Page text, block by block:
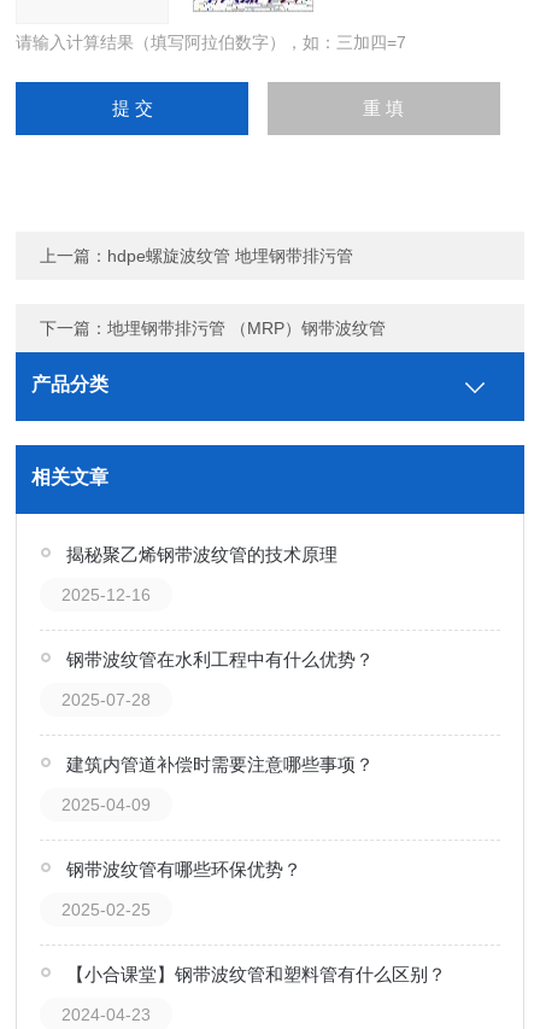
请输入计算结果（填写阿拉伯数字），如：三加四=7
上一篇： hdpe螺旋波纹管 地埋钢带排污管
下一篇：地埋钢带排污管 （MRP）钢带波纹管
产品分类
相关文章
揭秘聚乙烯钢带波纹管的技术原理
2025-12-16
钢带波纹管在水利工程中有什么优势？
2025-07-28
建筑内管道补偿时需要注意哪些事项？
2025-04-09
钢带波纹管有哪些环保优势？
2025-02-25
【小合课堂】钢带波纹管和塑料管有什么区别？
2024-04-23